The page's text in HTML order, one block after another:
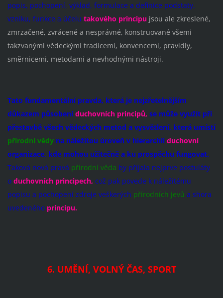
popis, pochopení, výklad, formulace a definice podstaty,
vzniku, funkce a účelu takového principu jsou ale zkreslené,
zmrzačené, zvrácené a nesprávné, konstruované všemi
takzvanými vědeckými tradicemi, konvencemi, pravidly,
směrnicemi, metodami a nevhodnými nástroji.
Tato fundamentální pravda, která je nejzřetelnějším
důkazem působeníduchovních principů, se může využít při
přestavbě všech vědeckých metod a vysvětlení, která umístí
přírodní vědyna náležitou úroveň v hierarchii duchovní
organizace, kde mohou užitečně a ku prospěchu fungovat.
Taková nová pravá přírodní věda by přijala nejprve postuláty
o duchovních principech, což pak povede k náležitému
popisu a pochopení zdroje veškerých přírodních jevů a shora
uvedeného principu.
6. UMĚNÍ, VOLNÝ ČAS, SPORT